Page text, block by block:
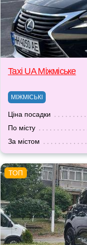
Taxi UA Міжміське
МІЖМІСЬКІ
Ціна посадки
По місту
За містом